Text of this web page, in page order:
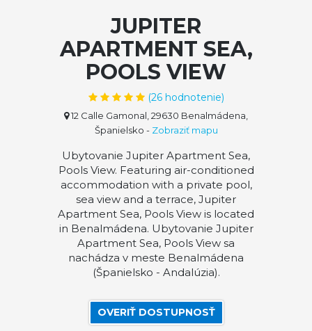
JUPITER
APARTMENT SEA,
POOLS VIEW
(26hodnotenie)
12 Calle Gamonal, 29630 Benalmádena,
Španielsko - Zobraziť mapu
Ubytovanie Jupiter Apartment Sea,
Pools View. Featuring air-conditioned
accommodation with a private pool,
sea view and a terrace, Jupiter
Apartment Sea, Pools View is located
in Benalmádena. Ubytovanie Jupiter
Apartment Sea, Pools View sa
nachádza v meste Benalmádena
(Španielsko - Andalúzia).
OVERIŤ DOSTUPNOSŤ